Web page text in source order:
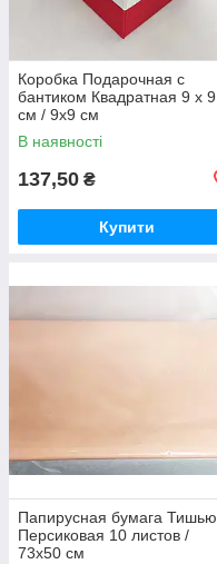
Коробка Подарочная с
бантиком Квадратная 9 х 9
см / 9x9 см
В наявності
137,50 ₴
Купити
Папирусная бумага Тишью
Персиковая 10 листов /
73x50 см